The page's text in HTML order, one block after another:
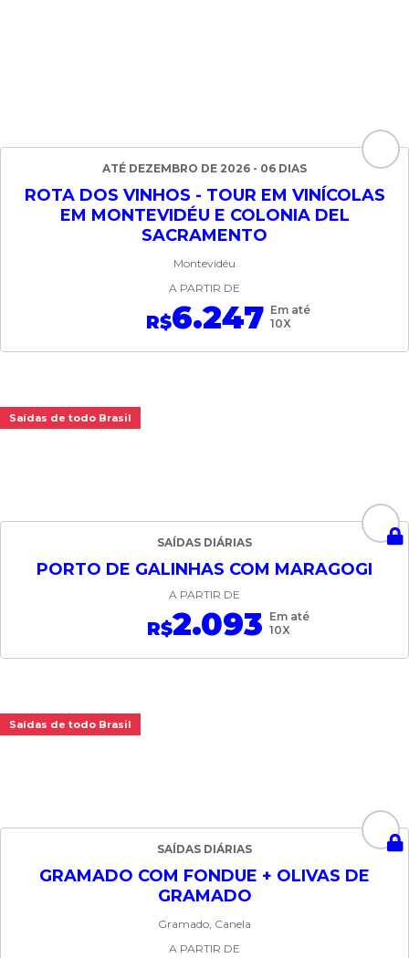
ATÉ DEZEMBRO DE 2026 - 06 DIAS
ROTA DOS VINHOS - TOUR EM VINÍCOLAS
EM MONTEVIDÉU E COLONIA DEL
SACRAMENTO
Montevidéu
A PARTIR DE
R$6.247 Em até
10X
Saídas de todo Brasil
SAÍDAS DIÁRIAS
PORTO DE GALINHAS COM MARAGOGI
A PARTIR DE
R$2.093 Em até
10X
Saídas de todo Brasil
SAÍDAS DIÁRIAS
GRAMADO COM FONDUE + OLIVAS DE
GRAMADO
Gramado, Canela
A PARTIR DE